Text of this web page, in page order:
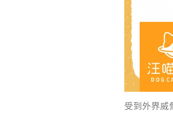
受到外界威